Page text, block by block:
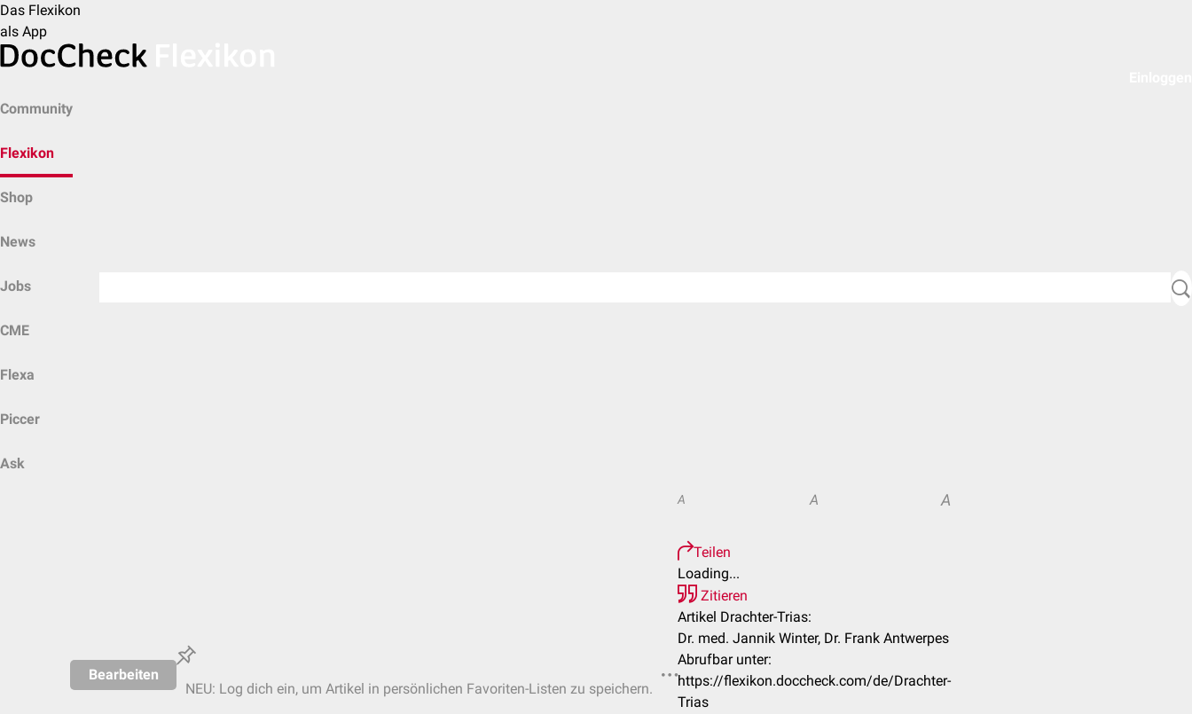
Das Flexikon
als App
Community
Flexikon
Shop
News
Jobs
CME
Flexa
Piccer
Ask
Bearbeiten
NEU: Log dich ein, um Artikel in persönlichen Favoriten-Listen zu speichern.
A A A
Teilen
Loading...
Zitieren
Artikel Drachter-Trias:
Dr. med. Jannik Winter, Dr. Frank Antwerpes
Abrufbar unter:
https://flexikon.doccheck.com/de/Drachter-
Trias